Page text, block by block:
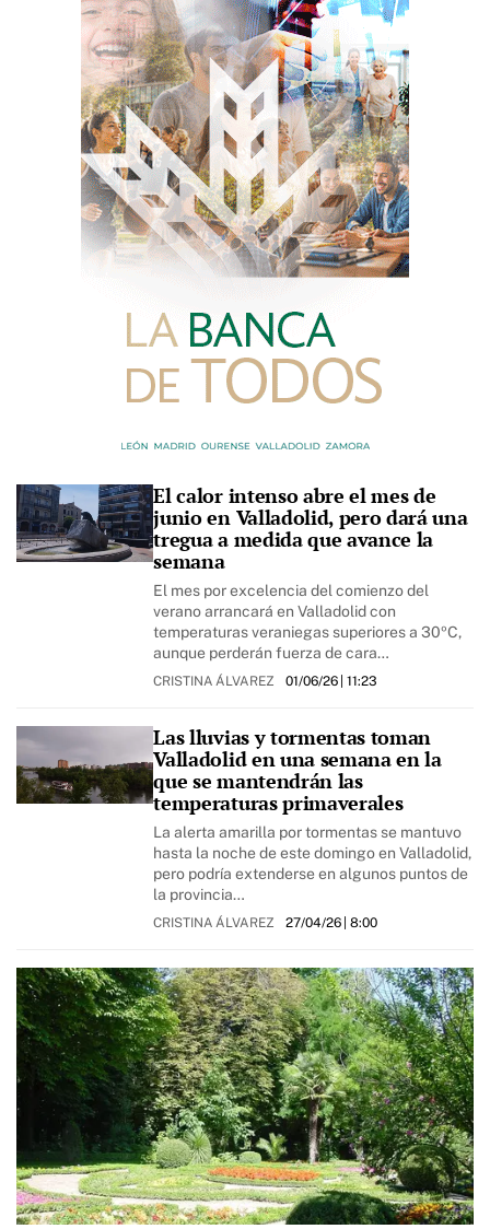
El calor intenso abre el mes de
junio en Valladolid, pero dará una
tregua a medida que avance la
semana
El mes por excelencia del comienzo del
verano arrancará en Valladolid con
temperaturas veraniegas superiores a 30ºC,
aunque perderán fuerza de cara…
CRISTINA ÁLVAREZ 01/06/26| 11:23
Las lluvias y tormentas toman
Valladolid en una semana en la
que se mantendrán las
temperaturas primaverales
La alerta amarilla por tormentas se mantuvo
hasta la noche de este domingo en Valladolid,
pero podría extenderse en algunos puntos de
la provincia…
CRISTINA ÁLVAREZ 27/04/26| 8:00